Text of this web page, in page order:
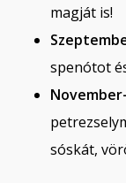
magját is!
spenótot
sóskát,